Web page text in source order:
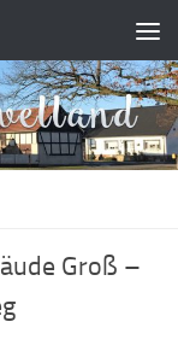
Groß –